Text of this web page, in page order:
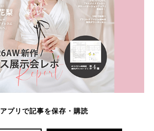
アプリで記事を保存・購読